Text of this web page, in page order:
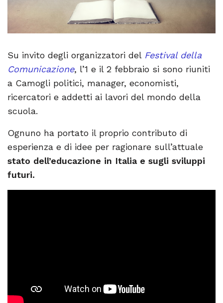
Su invito degli organizzatori del Festival della
Comunicazione, l’1 e il 2 febbraio si sono riuniti
a Camogli politici, manager, economisti,
ricercatori e addetti ai lavori del mondo della
scuola.
Ognuno ha portato il proprio contributo di
esperienza e di idee per ragionare sull’attuale
stato dell’educazione in Italia e sugli sviluppi
futuri.